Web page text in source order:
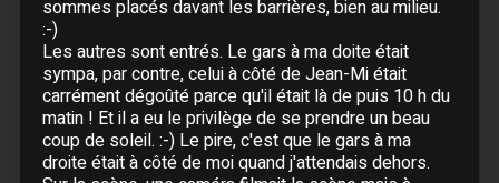
14 Octobre : Lyon - Halle Tony Garnier
15 Octobre :Strasbourg- Rhénus
16 Octobre : Nancy- Zénith
17 Octobre : Nancy - Zénith
20 Octobre : Rennes- Liberté
sommes placés davant les barrières, bien au milieu.
:-)
Les autres sont entrés. Le gars à ma doite était
sympa, par contre, celui à côté de Jean-Mi était
carrément dégoûté parce qu'il était là de puis 10 h du
matin ! Et il a eu le privilège de se prendre un beau
coup de soleil. :-) Le pire, c'est que le gars à ma
droite était à côté de moi quand j'attendais dehors.